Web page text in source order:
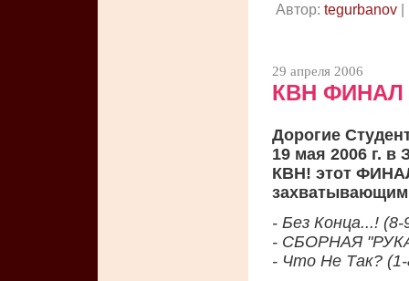
Автор: tegurbanov |
29 апреля 2006
КВН ФИНАЛ
Дорогие
19 мая 2006 г. в
КВН! этот
- Без Конца...!
- СБОРНАЯ
- Что Не Так?